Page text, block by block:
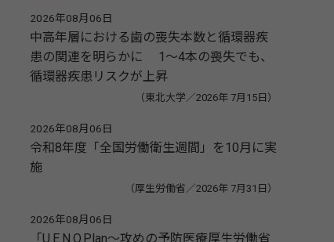
2026年08月06日
中高年層における歯の喪失本数と循環器疾
患の関連を明らかに 1～4本の喪失でも、
循環器疾患リスクが上昇
（東北大学／2026年 7月15日）
2026年08月06日
令和8年度「全国労働衛生週間」を10月に実
施
（厚生労働省／2026年 7月31日）
2026年08月06日
「U.E.N.O.Plan～攻めの予防医療厚生労働省